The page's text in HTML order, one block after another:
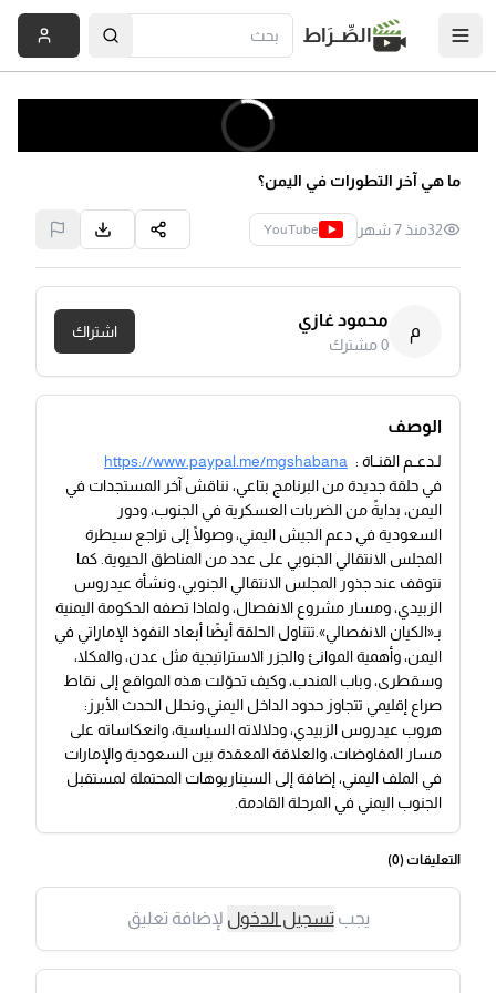
الصِّــرَاط
ما هي آخر التطورات في اليمن؟
32منذ 7 شهر YouTube
م
محمود غازي
0مشترك
اشتراك
الوصف
لـدعــم القنــاة : https://www.paypal.me/mgshabana
في حلقة جديدة من البرنامج بتاعي، نناقش آخر المستجدات في
اليمن، بدايةً من الضربات العسكرية في الجنوب، ودور
السعودية في دعم الجيش اليمني، وصولًا إلى تراجع سيطرة
المجلس الانتقالي الجنوبي على عدد من المناطق الحيوية. كما
نتوقف عند جذور المجلس الانتقالي الجنوبي، ونشأة عيدروس
الزبيدي، ومسار مشروع الانفصال، ولماذا تصفه الحكومة اليمنية
بـ«الكيان الانفصالي».تتناول الحلقة أيضًا أبعاد النفوذ الإماراتي في
اليمن، وأهمية الموانئ والجزر الاستراتيجية مثل عدن، والمكلا،
وسقطرى، وباب المندب، وكيف تحوّلت هذه المواقع إلى نقاط
صراع إقليمي تتجاوز حدود الداخل اليمني.ونحلل الحدث الأبرز:
هروب عيدروس الزبيدي، ودلالاته السياسية، وانعكاساته على
مسار المفاوضات، والعلاقة المعقدة بين السعودية والإمارات
في الملف اليمني، إضافة إلى السيناريوهات المحتملة لمستقبل
الجنوب اليمني في المرحلة القادمة.
التعليقات (0
)
يجبتسجيل الدخول لإضافة تعليق